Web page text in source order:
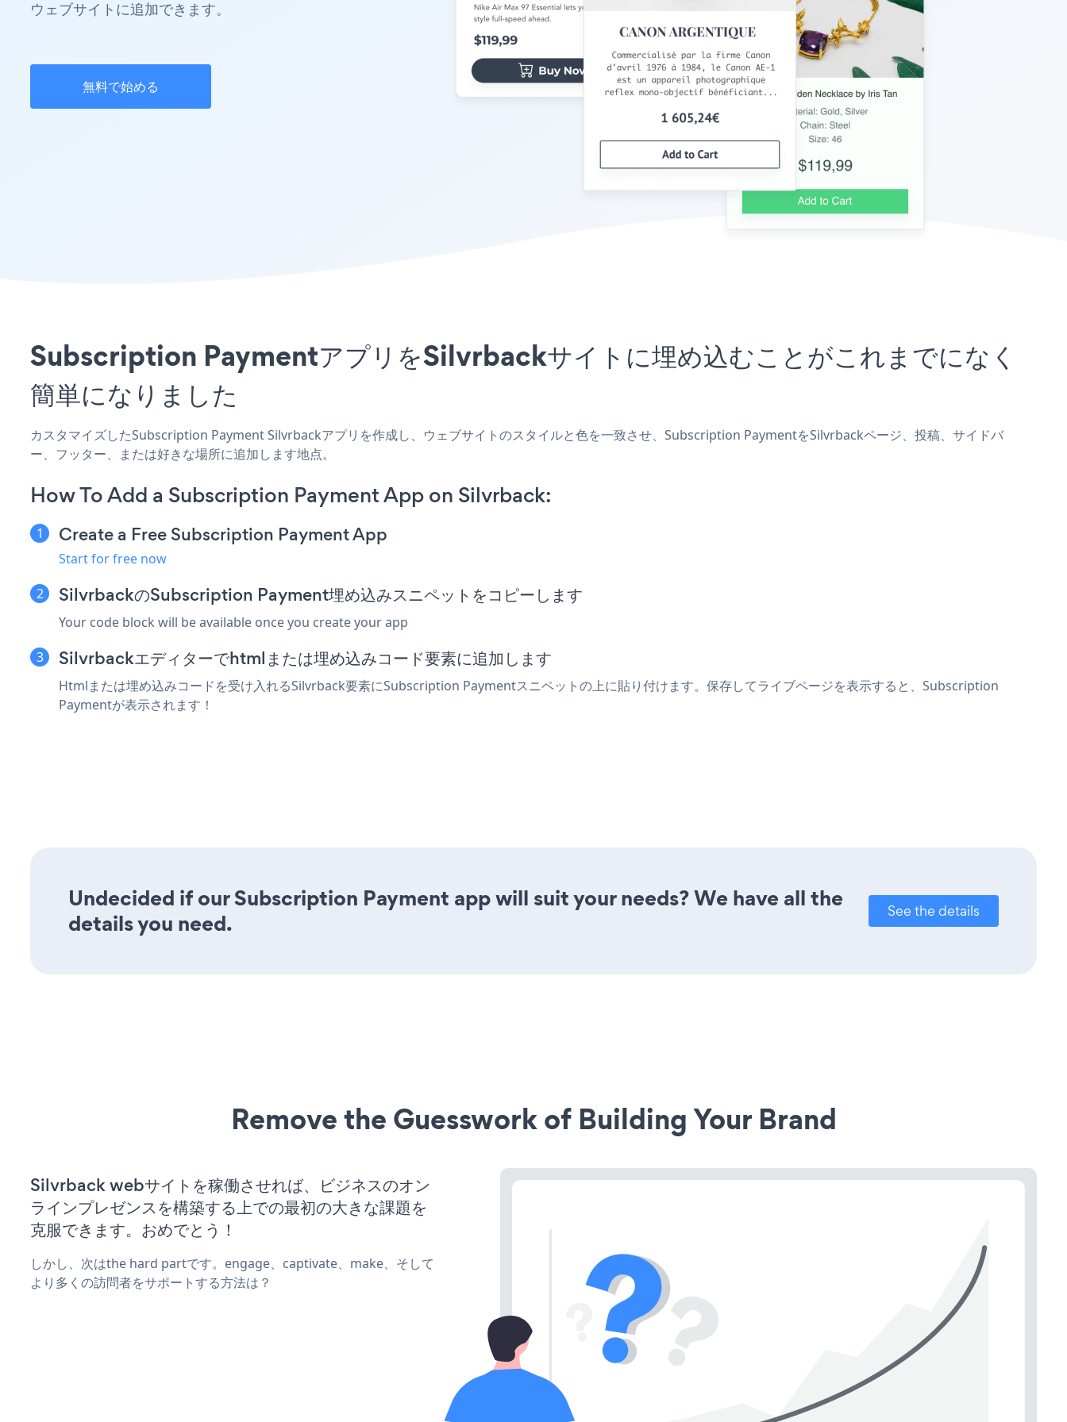
ウェブサイトに追加できます。
無料で始める
Subscription PaymentアプリをSilvrbackサイトに埋め込むことがこれまでになく
簡単になりました
カスタマイズしたSubscription Payment Silvrbackアプリを作成し、ウェブサイトのスタイルと色を一致させ、Subscription PaymentをSilvrbackページ、投稿、サイドバ
ー、フッター、または好きな場所に追加します地点。
How To Add a Subscription Payment App on Silvrback:
Create a Free Subscription Payment App
Start for free now
SilvrbackのSubscription Payment埋め込みスニペットをコピーします
Your code block will be available once you create your app
Silvrbackエディターでhtmlまたは埋め込みコード要素に追加します
Htmlまたは埋め込みコードを受け入れるSilvrback要素にSubscription Paymentスニペットの上に貼り付けます。保存してライブページを表示すると、Subscription
Paymentが表示されます！
Undecided if our Subscription Payment app will suit your needs? We have all the
details you need.
See the details
Remove the Guesswork of Building Your Brand
Silvrback webサイトを稼働させれば、ビジネスのオン
ラインプレゼンスを構築する上での最初の大きな課題を
克服できます。おめでとう！
しかし、次はthe hard partです。engage、captivate、make、そして
より多くの訪問者をサポートする方法は？